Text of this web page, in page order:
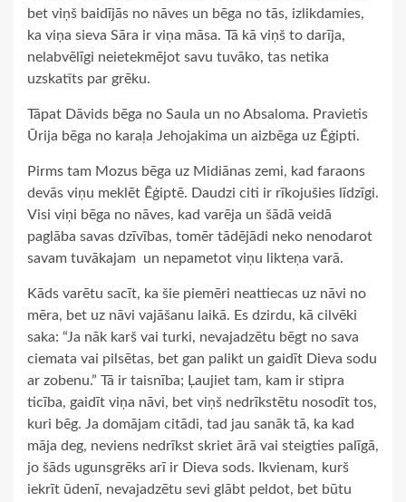
bet viņš baidījās no nāves un bēga no tās, izlikdamies,
ka viņa sieva Sāra ir viņa māsa. Tā kā viņš to darīja,
nelabvēlīgi neietekmējot savu tuvāko, tas netika
uzskatīts par grēku.
Tāpat Dāvids bēga no Saula un no Absaloma. Pravietis
Ūrija bēga no karaļa Jehojakima un aizbēga uz Ēģipti.
Pirms tam Mozus bēga uz Midiānas zemi, kad faraons
devās viņu meklēt Ēģiptē. Daudzi citi ir rīkojušies līdzīgi.
Visi viņi bēga no nāves, kad varēja un šādā veidā
paglāba savas dzīvības, tomēr tādējādi neko nenodarot
savam tuvākajam un nepametot viņu likteņa varā.
Kāds varētu sacīt, ka šie piemēri neattiecas uz nāvi no
mēra, bet uz nāvi vajāšanu laikā. Es dzirdu, kā cilvēki
saka: “Ja nāk karš vai turki, nevajadzētu bēgt no sava
ciemata vai pilsētas, bet gan palikt un gaidīt Dieva sodu
ar zobenu.” Tā ir taisnība; Ļaujiet tam, kam ir stipra
ticība, gaidīt viņa nāvi, bet viņš nedrīkstētu nosodīt tos,
kuri bēg. Ja domājam citādi, tad jau sanāk tā, ka kad
māja deg, neviens nedrīkst skriet ārā vai steigties palīgā,
jo šāds ugunsgrēks arī ir Dieva sods. Ikvienam, kurš
iekrīt ūdenī, nevajadzētu sevi glābt peldot, bet būtu